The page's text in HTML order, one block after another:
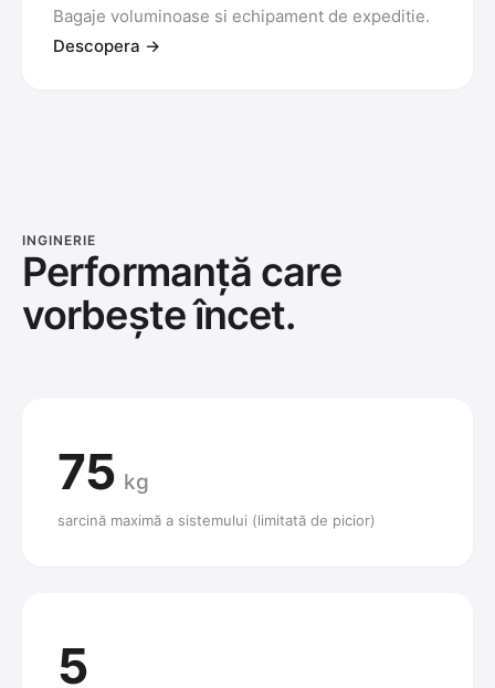
Bagaje voluminoase si echipament de expeditie.
Descopera →
INGINERIE
Performanță care
vorbește încet.
75 kg
sarcină maximă a sistemului (limitată de picior)
5